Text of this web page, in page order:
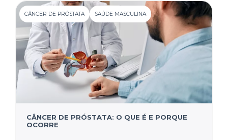
CÂNCER DE PRÓSTATA SAÚDE MASCULINA
CÂNCER DE PRÓSTATA: O QUE É E PORQUE
OCORRE